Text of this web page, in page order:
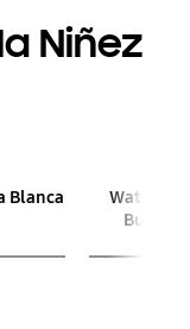
KIDS5
con KIDS5
Niñez
Blanca
Watch &
Buds